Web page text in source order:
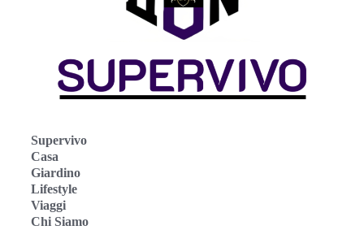
Supervivo
Casa
Giardino
Lifestyle
Viaggi
Chi Siamo